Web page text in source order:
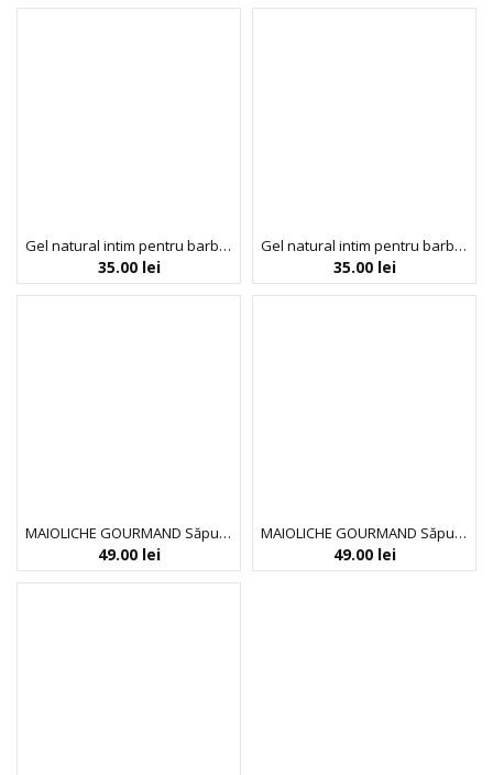
Gel natural intim pentru barbati Jajoper Gentlemen, 100 ml, Biobaza
35.00 lei
Gel natural intim pentru barbati Lucky Lover, Biobaza, 100 ml
35.00 lei
MAIOLICHE GOURMAND Săpun lichid CHERRY KISS
49.00 lei
MAIOLICHE GOURMAND Săpun lichid SUGAR VIBE
49.00 lei